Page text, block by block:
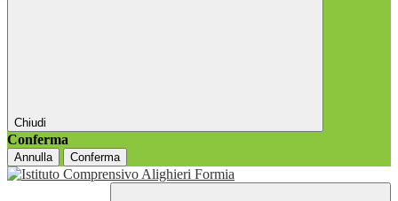
Chiudi
Conferma
Annulla Conferma